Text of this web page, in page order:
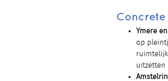
Ymere
op
uitzetten